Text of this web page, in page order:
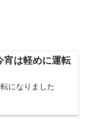
は軽めに運転
になりました